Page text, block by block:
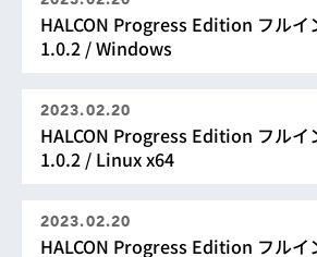
HALCON Progress Edition フルイ
1.0.2 / Windows
2023.02.20
HALCON Progress Edition フルイ
1.0.2 / Linux x64
2023.02.20
HALCON Progress Edition フルイ